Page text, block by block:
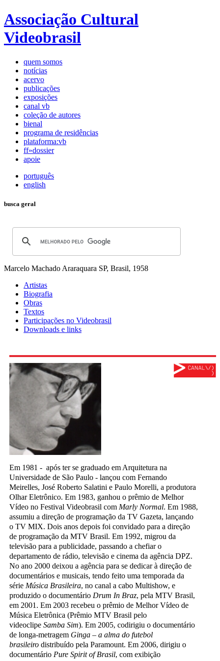
Associação Cultural
Videobrasil
quem somos
notícias
acervo
publicações
exposições
canal vb
coleção de autores
bienal
programa de residências
plataforma:vb
ff»dossier
apoie
português
english
busca geral
Marcelo Machado Araraquara SP, Brasil, 1958
Artistas
Biografia
Obras
Textos
Participações no Videobrasil
Downloads e links
Em 1981 - após ter se graduado em Arquitetura na
Universidade de São Paulo - lançou com Fernando
Meirelles, José Roberto Salatini e Paulo Morelli, a produtora
Olhar Eletrônico. Em 1983, ganhou o prêmio de Melhor
Vídeo no Festival Videobrasil com Marly Normal. Em 1988,
assumiu a direção de programação da TV Gazeta, lançando
o TV MIX. Dois anos depois foi convidado para a direção
de programação da MTV Brasil. Em 1992, migrou da
televisão para a publicidade, passando a chefiar o
departamento de rádio, televisão e cinema da agência DPZ.
No ano 2000 deixou a agência para se dedicar à direção de
documentários e musicais, tendo feito uma temporada da
série Música Brasileira, no canal a cabo Multishow, e
produzido o documentário Drum In Braz, pela MTV Brasil,
em 2001. Em 2003 recebeu o prêmio de Melhor Vídeo de
Música Eletrônica (Prêmio MTV Brasil pelo
videoclipe Samba Sim). Em 2005, codirigiu o documentário
de longa-metragem Ginga – a alma do futebol
brasileiro distribuído pela Paramount. Em 2006, dirigiu o
documentário Pure Spirit of Brasil, com exibição